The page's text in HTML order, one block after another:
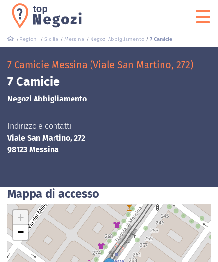
Regioni Sicilia Messina Negozi Abbigliamento 7 Camicie
7 Camicie Messina (Viale San Martino, 272)
7 Camicie
Negozi Abbigliamento
Indirizzo e contatti
Viale San Martino, 272
98123 Messina
Mappa di accesso
+
−